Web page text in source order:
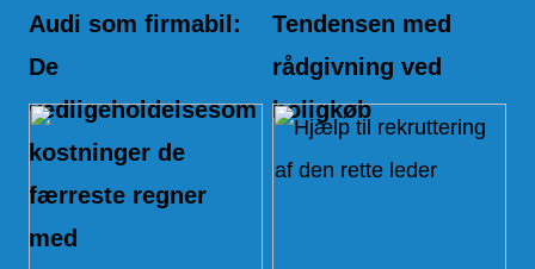
Audi som firmabil:
De
vedligeholdelsesom
kostninger de
færreste regner
med
Tendensen med
rådgivning ved
boligkøb